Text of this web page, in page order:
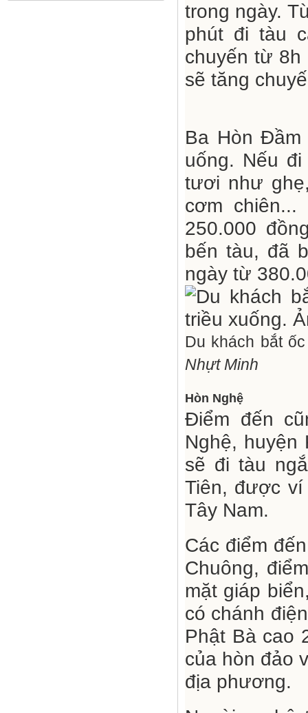
trong ngày.
phút đi tàu
chuyến từ 8h
sẽ tăng
Ba Hòn
uống. Nếu
tươi như
cơm
250.000
bến tàu, đã
ngày từ
Du khách bắt
Nhựt Minh
Hòn Nghệ
Điểm đến
Nghệ,
sẽ đi tàu
Tiên, được
Tây Nam.
Các điểm
Chuông,
mặt giáp
có chánh
Phật Bà cao
của hòn đảo
địa phương.